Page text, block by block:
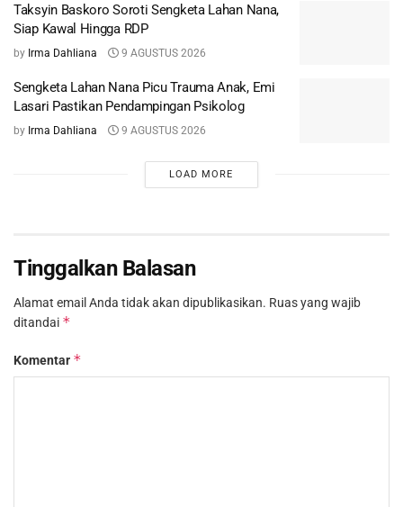
Taksyin Baskoro Soroti Sengketa Lahan Nana,
Siap Kawal Hingga RDP
by Irma Dahliana 9 AGUSTUS 2026
Sengketa Lahan Nana Picu Trauma Anak, Emi
Lasari Pastikan Pendampingan Psikolog
by Irma Dahliana 9 AGUSTUS 2026
LOAD MORE
Tinggalkan Balasan
Alamat email Anda tidak akan dipublikasikan. Ruas yang wajib
ditandai *
Komentar *